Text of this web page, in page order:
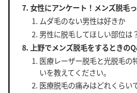
女性にアンケート！メンズ脱毛
ムダ毛のない男性は好きか
男性に脱毛してほしい部位は
上野でメンズ脱毛をするときの
医療レーザー脱毛と光脱毛の
いを教えてください。
医療脱毛の痛みはどれくらい